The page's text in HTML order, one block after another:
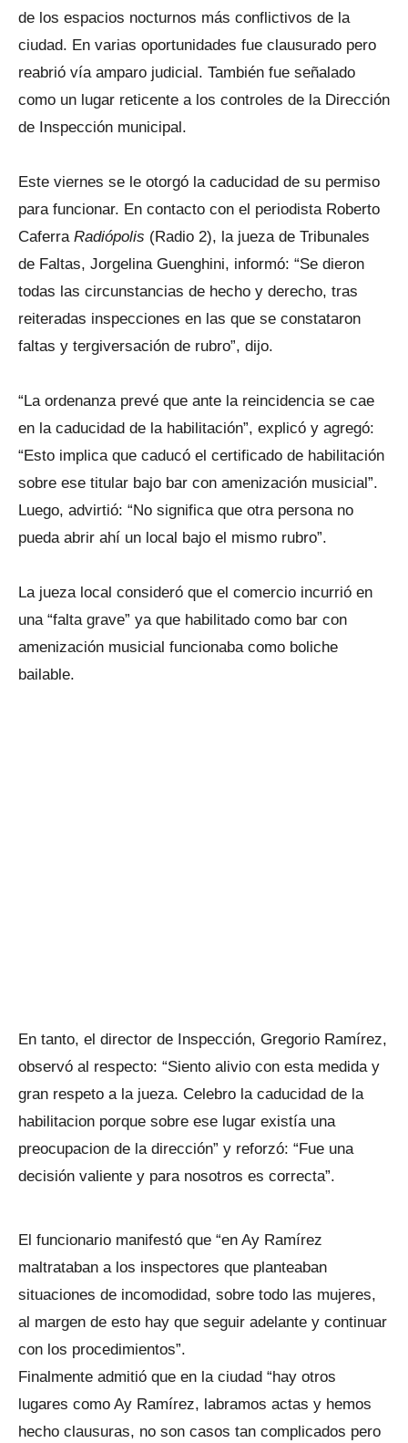
de los espacios nocturnos más conflictivos de la
ciudad. En varias oportunidades fue clausurado pero
reabrió vía amparo judicial. También fue señalado
como un lugar reticente a los controles de la Dirección
de Inspección municipal.
Este viernes se le otorgó la caducidad de su permiso
para funcionar. En contacto con el periodista Roberto
Caferra Radiópolis (Radio 2), la jueza de Tribunales
de Faltas, Jorgelina Guenghini, informó: “Se dieron
todas las circunstancias de hecho y derecho, tras
reiteradas inspecciones en las que se constataron
faltas y tergiversación de rubro”, dijo.
“La ordenanza prevé que ante la reincidencia se cae
en la caducidad de la habilitación”, explicó y agregó:
“Esto implica que caducó el certificado de habilitación
sobre ese titular bajo bar con amenización musicial”.
Luego, advirtió: “No significa que otra persona no
pueda abrir ahí un local bajo el mismo rubro”.
La jueza local consideró que el comercio incurrió en
una “falta grave” ya que habilitado como bar con
amenización musicial funcionaba como boliche
bailable.
En tanto, el director de Inspección, Gregorio Ramírez,
observó al respecto: “Siento alivio con esta medida y
gran respeto a la jueza. Celebro la caducidad de la
habilitacion porque sobre ese lugar existía una
preocupacion de la dirección” y reforzó: “Fue una
decisión valiente y para nosotros es correcta”.
El funcionario manifestó que “en Ay Ramírez
maltrataban a los inspectores que planteaban
situaciones de incomodidad, sobre todo las mujeres,
al margen de esto hay que seguir adelante y continuar
con los procedimientos”.
Finalmente admitió que en la ciudad “hay otros
lugares como Ay Ramírez, labramos actas y hemos
hecho clausuras, no son casos tan complicados pero